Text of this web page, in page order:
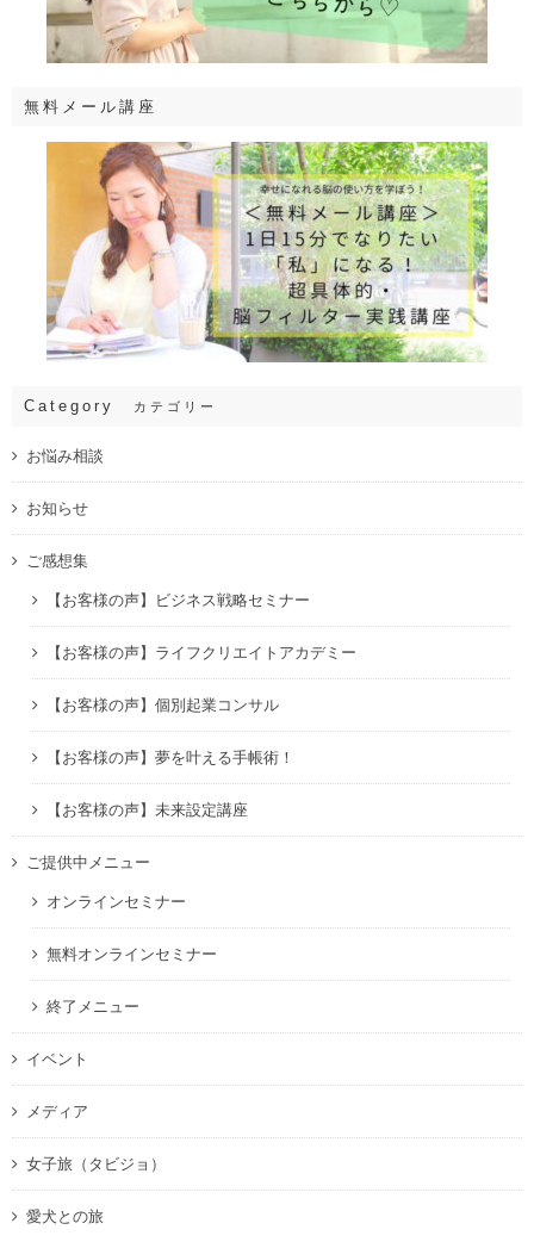
無料メール講座
Category カテゴリー
お悩み相談
お知らせ
ご感想集
【お客様の声】ビジネス戦略セミナー
【お客様の声】ライフクリエイトアカデミー
【お客様の声】個別起業コンサル
【お客様の声】夢を叶える手帳術！
【お客様の声】未来設定講座
ご提供中メニュー
オンラインセミナー
無料オンラインセミナー
終了メニュー
イベント
メディア
女子旅（タビジョ）
愛犬との旅